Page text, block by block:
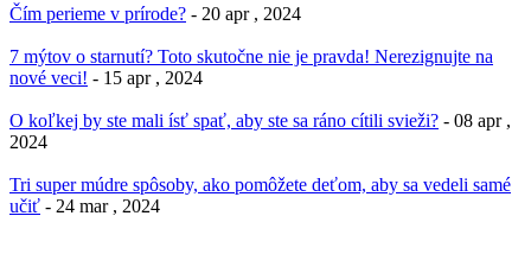
Čím perieme v prírode? - 20 apr , 2024
7 mýtov o starnutí? Toto skutočne nie je pravda! Nerezignujte na
nové veci! - 15 apr , 2024
O koľkej by ste mali ísť spať, aby ste sa ráno cítili svieži? - 08 apr ,
2024
Tri super múdre spôsoby, ako pomôžete deťom, aby sa vedeli samé
učiť - 24 mar , 2024